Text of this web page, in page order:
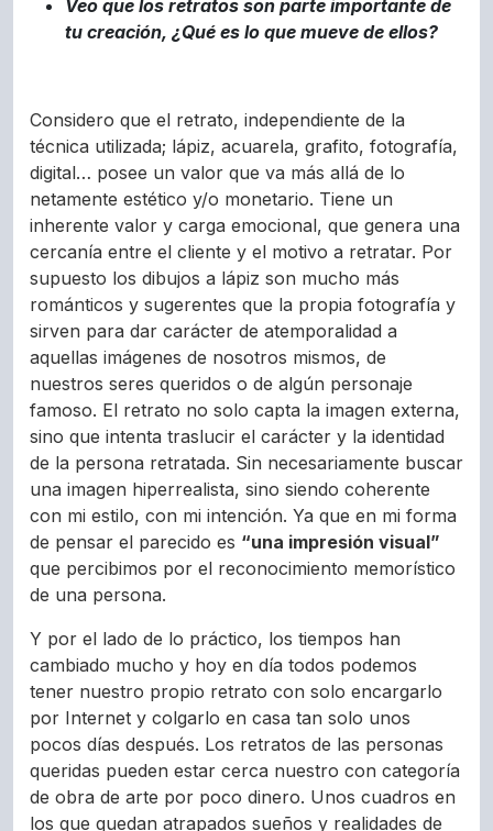
Veo que los retratos son parte importante de
tu creación, ¿Qué es lo que mueve de ellos?
Considero que el retrato, independiente de la
técnica utilizada; lápiz, acuarela, grafito, fotografía,
digital… posee un valor que va más allá de lo
netamente estético y/o monetario. Tiene un
inherente valor y carga emocional, que genera una
cercanía entre el cliente y el motivo a retratar. Por
supuesto los dibujos a lápiz son mucho más
románticos y sugerentes que la propia fotografía y
sirven para dar carácter de atemporalidad a
aquellas imágenes de nosotros mismos, de
nuestros seres queridos o de algún personaje
famoso. El retrato no solo capta la imagen externa,
sino que intenta traslucir el carácter y la identidad
de la persona retratada. Sin necesariamente buscar
una imagen hiperrealista, sino siendo coherente
con mi estilo, con mi intención. Ya que en mi forma
de pensar el parecido es “una impresión visual”
que percibimos por el reconocimiento memorístico
de una persona.
Y por el lado de lo práctico, los tiempos han
cambiado mucho y hoy en día todos podemos
tener nuestro propio retrato con solo encargarlo
por Internet y colgarlo en casa tan solo unos
pocos días después. Los retratos de las personas
queridas pueden estar cerca nuestro con categoría
de obra de arte por poco dinero. Unos cuadros en
los que quedan atrapados sueños y realidades de